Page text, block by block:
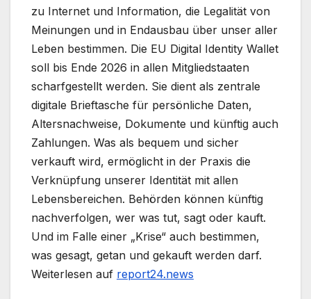
zu Internet und Information, die Legalität von
Meinungen und in Endausbau über unser aller
Leben bestimmen. Die EU Digital Identity Wallet
soll bis Ende 2026 in allen Mitgliedstaaten
scharfgestellt werden. Sie dient als zentrale
digitale Brieftasche für persönliche Daten,
Altersnachweise, Dokumente und künftig auch
Zahlungen. Was als bequem und sicher
verkauft wird, ermöglicht in der Praxis die
Verknüpfung unserer Identität mit allen
Lebensbereichen. Behörden können künftig
nachverfolgen, wer was tut, sagt oder kauft.
Und im Falle einer „Krise“ auch bestimmen,
was gesagt, getan und gekauft werden darf.
Weiterlesen auf report24.news